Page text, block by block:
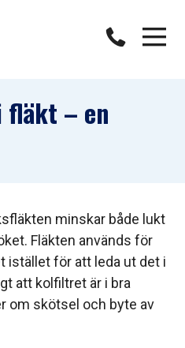
– en
minskar både lukt
Fläkten används för
istället för att leda ut det i
att kolfiltret är i bra
om skötsel och byte av